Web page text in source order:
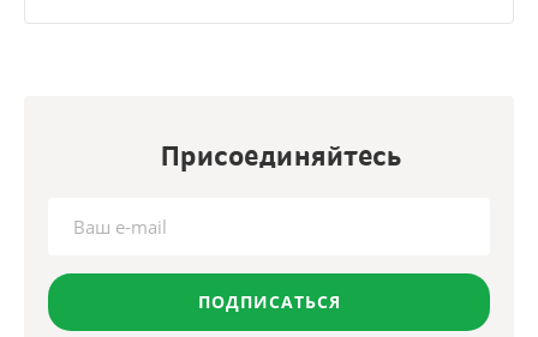
Присоединяйтесь
ПОДПИСАТЬСЯ